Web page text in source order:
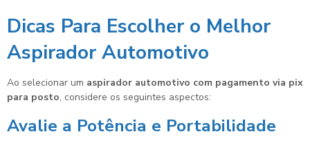
Dicas Para Escolher o Melhor
Aspirador Automotivo
Ao selecionar um aspirador automotivo com pagamento via pix
para posto, considere os seguintes aspectos:
Avalie a Potência e Portabilidade